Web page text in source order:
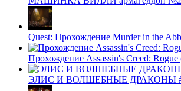
Quest: Прохождение Murder in the
Прохождение Assassin's Creed:
ЭЛИС И ВОЛШЕБНЫЕ ДРАКОНЫ